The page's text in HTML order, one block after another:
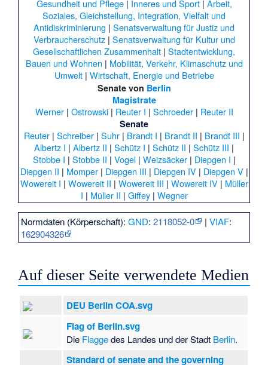
Gesundheit und Pflege| Inneres und Sport| Arbeit,
Soziales, Gleichstellung, Integration, Vielfalt und
Antidiskriminierung | Senatsverwaltung für Justiz und
Verbraucherschutz| Senatsverwaltung für Kultur und
Gesellschaftlichen Zusammenhalt | Stadtentwicklung,
Bauen und Wohnen | Mobilität, Verkehr, Klimaschutz und
Umwelt| Wirtschaft, Energie und Betriebe
Senatevon Berlin
Magistrate
Werner| Ostrowski| Reuter I | Schroeder| Reuter II
Senate
Reuter| Schreiber| Suhr| Brandt I | Brandt II | Brandt III |
Albertz I | Albertz II | Schütz I | Schütz II | Schütz III |
Stobbe I | Stobbe II | Vogel| Weizsäcker| Diepgen I |
Diepgen II | Momper| Diepgen III | Diepgen IV| Diepgen V|
Wowereit I | Wowereit II | Wowereit III | Wowereit IV| Müller
I | Müller II | Giffey| Wegner
Normdaten (Körperschaft):GND:2118052-0 |VIAF:
162904326
Auf dieser Seite verwendete Medien
DEU Berlin COA.svg
Flag of Berlin.svg
Die Flaggedes Landes und der Stadt Berlin.
Standard of senate and the governing